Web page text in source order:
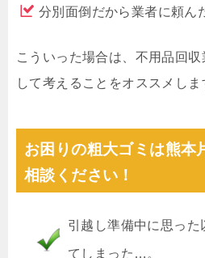
分別面倒だから業者に頼ん
こういった場合は、不用品回
して考えることをオススメしま
お困りの粗大ゴミは熊本
相談ください！
引越し準備中に思った
てしまった…。